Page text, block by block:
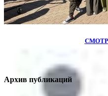
Архив публикаций